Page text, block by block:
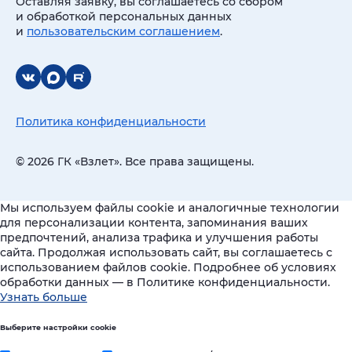
и обработкой персональных данных
и пользовательским соглашением.
© 2026 ГК «Взлет». Все права защищены.
Политика конфиденциальности
Мы используем файлы cookie и аналогичные технологии
для персонализации контента, запоминания ваших
предпочтений, анализа трафика и улучшения работы
сайта. Продолжая использовать сайт, вы соглашаетесь с
использованием файлов cookie. Подробнее об условиях
обработки данных — в Политике конфиденциальности.
Узнать больше
Выберите настройки cookie